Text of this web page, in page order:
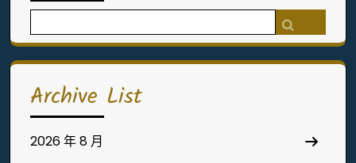
for:
Archive List
2026 年 8 月